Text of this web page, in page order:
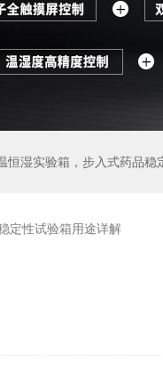
恒湿实验箱，步入式药品
定性试验箱用途详解